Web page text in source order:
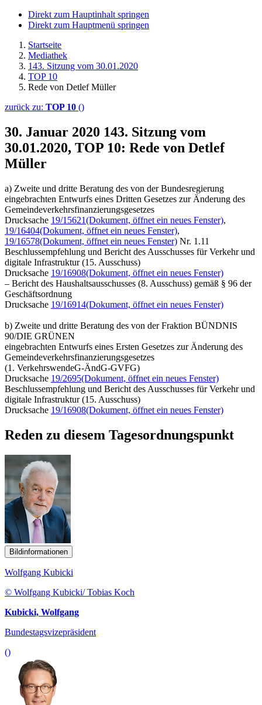
Direkt zum Hauptinhalt springen
Direkt zum Hauptmenü springen
Startseite
Mediathek
143. Sitzung vom 30.01.2020
TOP 10
Rede von Detlef Müller
zurück zu: TOP 10 ()
30. Januar 2020 143. Sitzung vom
30.01.2020, TOP 10: Rede von Detlef
Müller
a) Zweite und dritte Beratung des von der Bundesregierung
eingebrachten Entwurfs eines Dritten Gesetzes zur Änderung des
Gemeindeverkehrsfinanzierungsgesetzes
Drucksache 19/15621(Dokument, öffnet ein neues Fenster),
19/16404(Dokument, öffnet ein neues Fenster),
19/16578(Dokument, öffnet ein neues Fenster) Nr. 1.11
Beschlussempfehlung und Bericht des Ausschusses für Verkehr und
digitale Infrastruktur (15. Ausschuss)
Drucksache 19/16908(Dokument, öffnet ein neues Fenster)
– Bericht des Haushaltsausschusses (8. Ausschuss) gemäß § 96 der
Geschäftsordnung
Drucksache 19/16914(Dokument, öffnet ein neues Fenster)
b) Zweite und dritte Beratung des von der Fraktion BÜNDNIS
90/DIE GRÜNEN
eingebrachten Entwurfs eines Ersten Gesetzes zur Änderung des
Gemeindeverkehrsfinanzierungsgesetzes
(1. VerkehrswendeG-ÄndG-GVFG)
Drucksache 19/2695(Dokument, öffnet ein neues Fenster)
Beschlussempfehlung und Bericht des Ausschusses für Verkehr und
digitale Infrastruktur (15. Ausschuss)
Drucksache 19/16908(Dokument, öffnet ein neues Fenster)
Reden zu diesem Tagesordnungspunkt
Bildinformationen
Wolfgang Kubicki
© Wolfgang Kubicki/ Tobias Koch
Kubicki, Wolfgang
Bundestagsvizepräsident
()